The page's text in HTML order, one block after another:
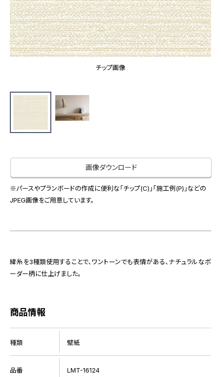
壁紙機能性ガイド
新築戸建・マンション
#リリカラのある暮らし
ショールーム トップ
東京ショールーム
大阪ショールーム
仙台ショールーム
札幌ショールーム
お客様サポート
お客様サポート トップ
動画一覧
お手入れ便利帳
お問い合わせ（一般のお客様）
非住宅案件に関するお問い合わせ
インテリア事業
スペースソリューション事業
オフィスソリューション事業
ファシリティソリューション事業
会社情報
会社情報
お知らせ プライバシーポリシー
チップ画像
画像ダウンロード
※パースやプランボードの作成に便利な「チップ(C)」「施工例(P)」などの
JPEG画像をご用意しています。
緯糸を3種類使用することで、ワントーンでも表情がある、ナチュラルなボ
ーダー柄に仕上げました。
商品情報
種類 壁紙
品番 LMT-16124